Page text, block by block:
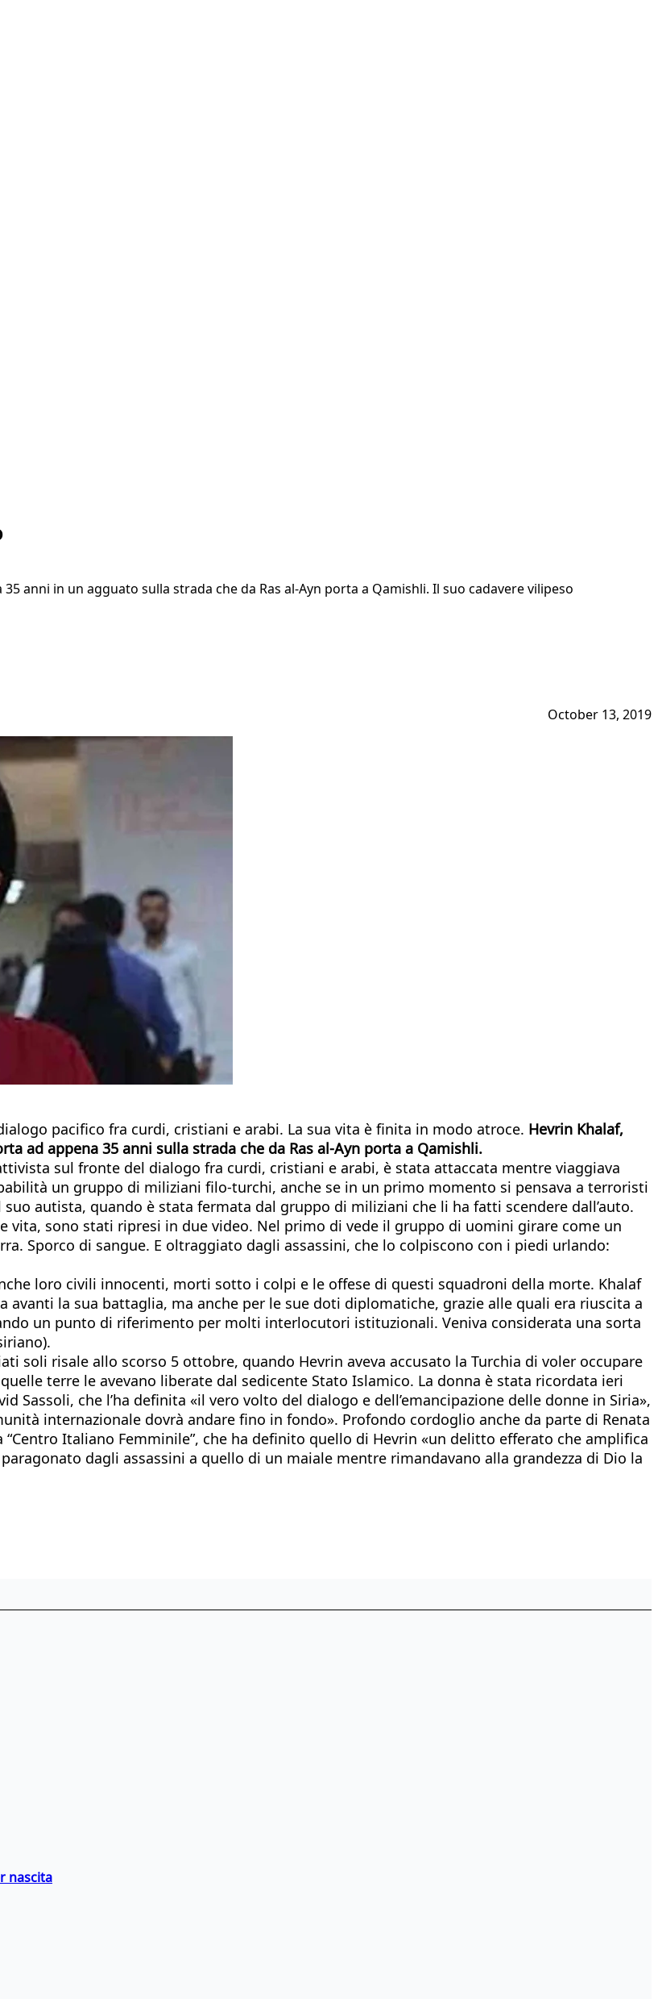
anni in un agguato sulla strada che da Ras al-Ayn porta a Qamishli. Il suo cadavere vilipeso
October 13, 2019
pacifico fra curdi, cristiani e arabi. La sua vita è finita in modo atroce. Hevrin Khalaf,
ad appena 35 anni sulla strada che da Ras al-Ayn porta a Qamishli.
sul fronte del dialogo fra curdi, cristiani e arabi, è stata attaccata mentre viaggiava
un gruppo di miliziani filo-turchi, anche se in un primo momento si pensava a terroristi
autista, quando è stata fermata dal gruppo di miliziani che li ha fatti scendere dall’auto.
sono stati ripresi in due video. Nel primo di vede il gruppo di uomini girare come un
Sporco di sangue. E oltraggiato dagli assassini, che lo colpiscono con i piedi urlando:
loro civili innocenti, morti sotto i colpi e le offese di questi squadroni della morte. Khalaf
avanti la sua battaglia, ma anche per le sue doti diplomatiche, grazie alle quali era riuscita a
un punto di riferimento per molti interlocutori istituzionali. Veniva considerata una sorta
soli risale allo scorso 5 ottobre, quando Hevrin aveva accusato la Turchia di voler occupare
terre le avevano liberate dal sedicente Stato Islamico. La donna è stata ricordata ieri
Sassoli, che l’ha definita «il vero volto del dialogo e dell’emancipazione delle donne in Siria»,
internazionale dovrà andare fino in fondo». Profondo cordoglio anche da parte di Renata
Italiano Femminile”, che ha definito quello di Hevrin «un delitto efferato che amplifica
dagli assassini a quello di un maiale mentre rimandavano alla grandezza di Dio la
nascita